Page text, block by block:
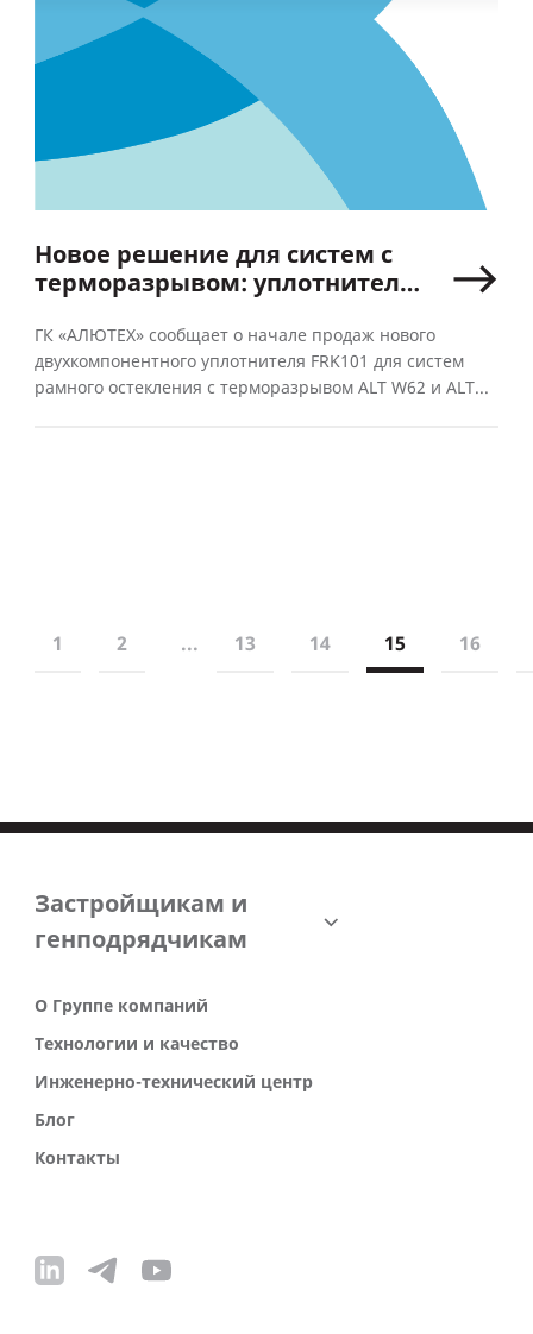
Новое решение для систем с
терморазрывом: уплотнитель
ГК «АЛЮТЕХ» сообщает о начале продаж нового
двухкомпонентного уплотнителя FRK101 для систем
рамного остекления с терморазрывом ALT W62 и ALT...
1 2 ... 13 14 15 16
Застройщикам и
генподрядчикам
О Группе компаний
Технологии и качество
Инженерно-технический центр
Блог
Контакты